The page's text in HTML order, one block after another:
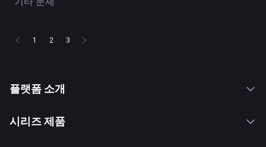
1 2 3
플랫폼 소개
시리즈 제품